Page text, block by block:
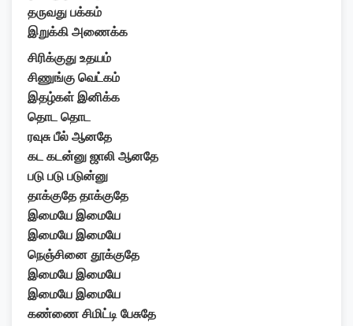
தருவது பக்கம்
இறுக்கி அணைக்க
சிரிக்குது உதயம்
சிணுங்கு வெட்கம்
இதழ்கள் இனிக்க
தொட தொட
ரவுசு பீல் ஆனதே
கட கடன்னு ஜாலி ஆனதே
படு படு படுன்னு
தாக்குதே தாக்குதே
இமையே இமையே
இமையே இமையே
நெஞ்சினை தூக்குதே
இமையே இமையே
இமையே இமையே
கண்ணை சிமிட்டி பேசுதே